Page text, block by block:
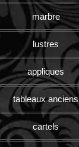
marbre
lustres
appliques
tableaux anciens
cartels